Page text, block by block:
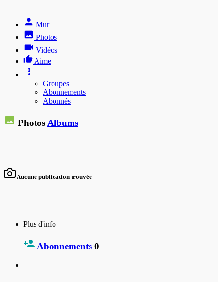
Mur
Photos
Vidéos
Aime
Groupes
Abonnements
Abonnés
PhotosAlbums
Aucune publication trouvée
Plus d'info
Abonnements 0